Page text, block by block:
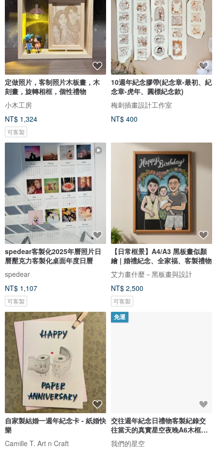
定做照片，客制照片木板畫，木
刻畫，旋轉相框，個性禮物
小木工房
NT$ 1,324
可客製
10週年紀念膠帶(紀念章-最初、紀
念章-虎年、圓標紀念款)
梅刺插畫設計工作室
NT$ 400
spedear客製化2025年曆照片日
曆壓克力客製化桌面年度日曆
spedear
NT$ 1,107
可客製
【日常框景】A4/A3 黑板畫似顏
繪 | 婚禮紀念、全家福、客製禮物
艾力畫什麼－黑板畫與設計
NT$ 2,500
可客製
自家製結婚一週年紀念卡 - 紙婚快
樂
Camille T. Art n Craft
免運
交往週年紀念日禮物客製紀錄交
往當天的真實星空夜晚A6木框含
腳架
我們的星空